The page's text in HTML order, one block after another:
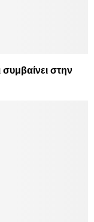
συμβαίνει στην